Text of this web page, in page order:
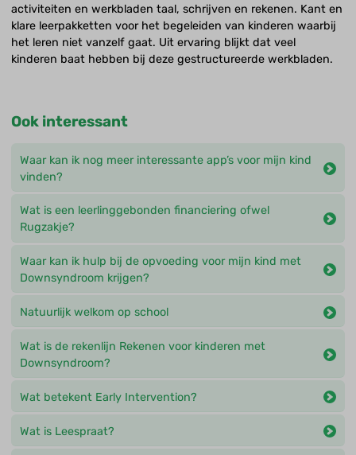
activiteiten en werkbladen taal, schrijven en rekenen. Kant en
klare leerpakketten voor het begeleiden van kinderen waarbij
het leren niet vanzelf gaat. Uit ervaring blijkt dat veel
kinderen baat hebben bij deze gestructureerde werkbladen.
Ook interessant
Waar kan ik nog meer interessante app’s voor mijn kind
vinden?
Wat is een leerlinggebonden financiering ofwel
Rugzakje?
Waar kan ik hulp bij de opvoeding voor mijn kind met
Downsyndroom krijgen?
Natuurlijk welkom op school
Wat is de rekenlijn Rekenen voor kinderen met
Downsyndroom?
Wat betekent Early Intervention?
Wat is Leespraat?